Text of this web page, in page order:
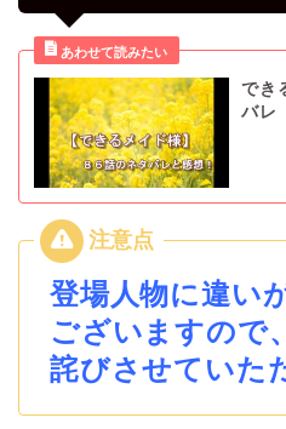
でき
バレ
登場人物に違い
ございますので
詫びさせていた